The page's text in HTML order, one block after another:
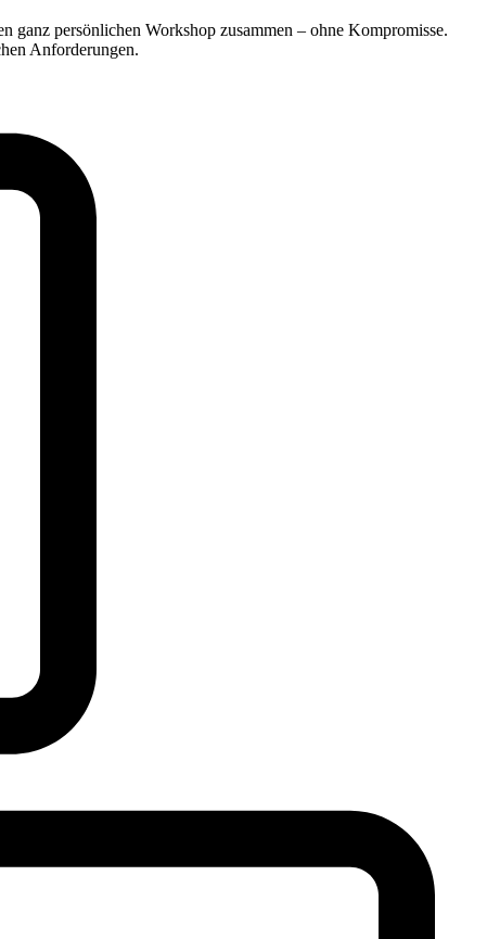
persönlichen Workshop zusammen – ohne Kompromisse.
Anforderungen.